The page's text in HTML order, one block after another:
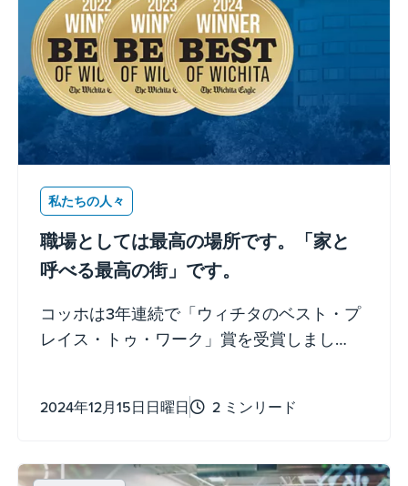
私たちの人々
職場としては最高の場所です。「家と
呼べる最高の街」です。
コッホは3年連続で「ウィチタのベスト・プ
レイス・トゥ・ワーク」賞を受賞しまし
2024年12月15日日曜日 2 ミンリード